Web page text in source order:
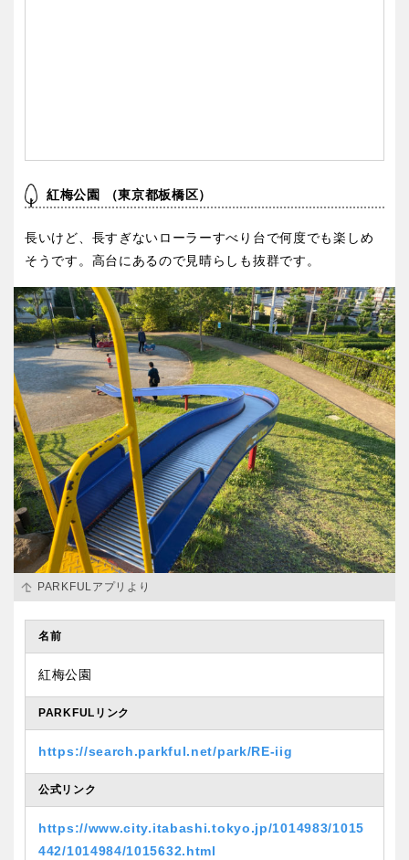
紅梅公園 （東京都板橋区）
長いけど、長すぎないローラーすべり台で何度でも楽しめ
そうです。高台にあるので見晴らしも抜群です。
PARKFULアプリより
名前
紅梅公園
PARKFULリンク
https://search.parkful.net/park/RE-iig
公式リンク
https://www.city.itabashi.tokyo.jp/1014983/1015
442/1014984/1015632.html